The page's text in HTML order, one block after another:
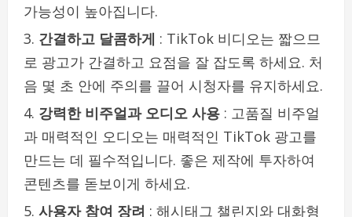
가능성이 높아집니다.
간결하고 달콤하게 : TikTok 비디오는 짧으므
로 광고가 간결하고 요점을 잘 잡도록 하세요. 처
음 몇 초 안에 주의를 끌어 시청자를 유지하세요.
강력한 비주얼과 오디오 사용 : 고품질 비주얼
과 매력적인 오디오는 매력적인 TikTok 광고를
만드는 데 필수적입니다. 좋은 제작에 투자하여
콘텐츠를 돋보이게 하세요.
사용자 참여 장려 : 해시태그 챌린지와 대화형